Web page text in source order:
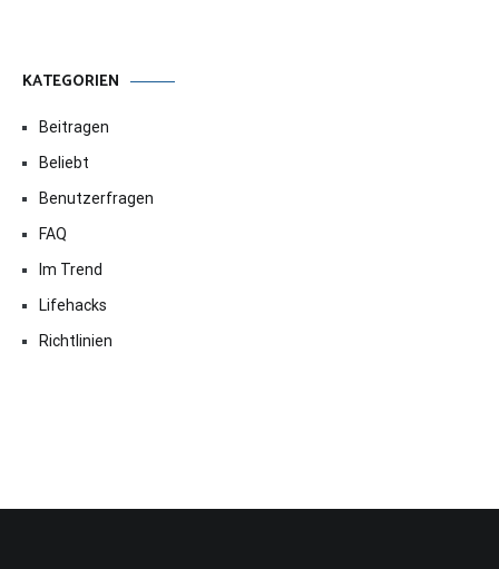
KATEGORIEN
Beitragen
Beliebt
Benutzerfragen
FAQ
Im Trend
Lifehacks
Richtlinien